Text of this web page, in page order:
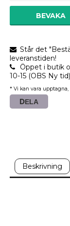
BEVAKA
Står det
leveranstiden!
Öppet i butik
10-15 (OBS Ny
* Vi kan vara
DELA
Beskrivning